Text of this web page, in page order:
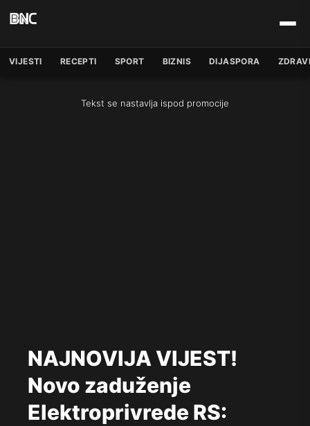
VIJESTI RECEPTI SPORT BIZNIS DIJASPORA
Tekst se nastavlja ispod promocije
NAJNOVIJA VIJEST!
Novo zaduženje
Elektroprivrede RS: